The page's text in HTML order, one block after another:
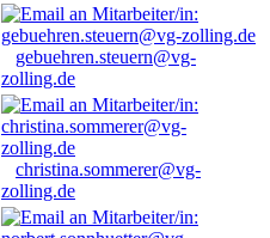
gebuehren.steuern@vg-
zolling.de
christina.sommerer@vg-
zolling.de